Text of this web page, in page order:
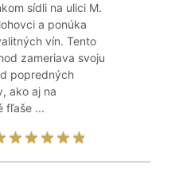
sídli na ulici M.
a ponúka
vín. Tento
zameriava svoju
popredných
ako aj na
fľaše ...